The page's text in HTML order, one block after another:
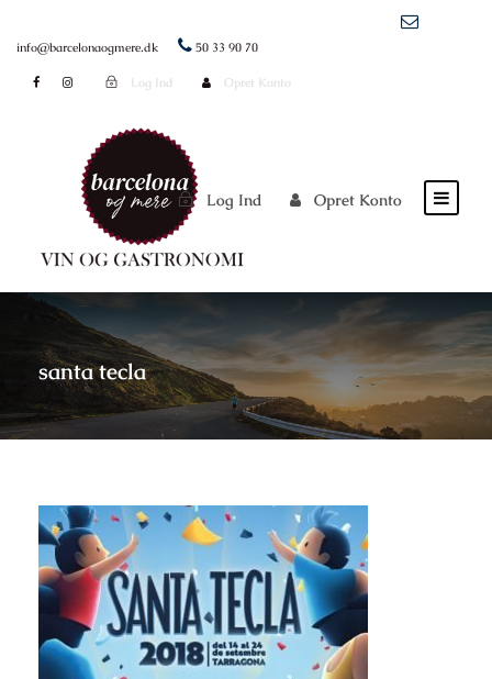
info@barcelonaogmere.dk 50 33 90 70
Log Ind Opret Konto
Log Ind Opret Konto
santa tecla